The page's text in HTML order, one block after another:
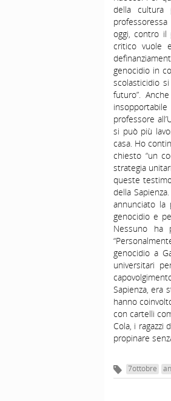
della cultura
oggi, contro il
critico vuole
genocidio in
scolasticidio
futuro”.
professore
si può più
casa. Ho
chiesto “un
strategia
queste
della
annunciato la
genocidio e
Nessuno ha
genocidio a
universitari
Sapienza, era
hanno
con cartelli
Cola, i ragazzi
propinare
7ottobre